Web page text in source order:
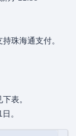
珠海通支付。
表。
。